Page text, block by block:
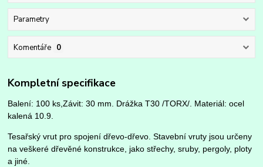
Parametry
Komentáře 0
Kompletní specifikace
Balení: 100 ks,Závit: 30 mm. Drážka T30 /TORX/. Materiál: ocel
kalená 10.9.
Tesařský vrut pro spojení dřevo-dřevo. Stavební vruty jsou určeny
na veškeré dřevěné konstrukce, jako střechy, sruby, pergoly, ploty
a jiné.